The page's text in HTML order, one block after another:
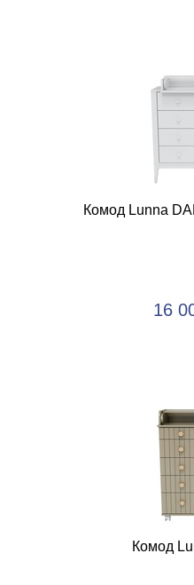
Комод Lunna
16
Комод